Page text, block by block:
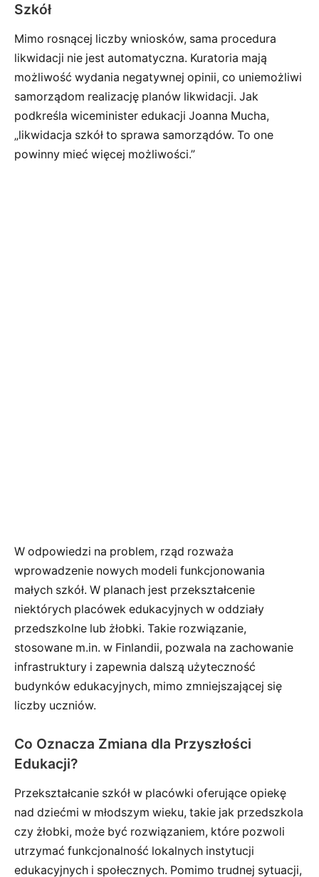
Szkół
Mimo rosnącej liczby wniosków, sama procedura
likwidacji nie jest automatyczna. Kuratoria mają
możliwość wydania negatywnej opinii, co uniemożliwi
samorządom realizację planów likwidacji. Jak
podkreśla wiceminister edukacji Joanna Mucha,
„likwidacja szkół to sprawa samorządów. To one
powinny mieć więcej możliwości.”
W odpowiedzi na problem, rząd rozważa
wprowadzenie nowych modeli funkcjonowania
małych szkół. W planach jest przekształcenie
niektórych placówek edukacyjnych w oddziały
przedszkolne lub żłobki. Takie rozwiązanie,
stosowane m.in. w Finlandii, pozwala na zachowanie
infrastruktury i zapewnia dalszą użyteczność
budynków edukacyjnych, mimo zmniejszającej się
liczby uczniów.
Co Oznacza Zmiana dla Przyszłości
Edukacji?
Przekształcanie szkół w placówki oferujące opiekę
nad dziećmi w młodszym wieku, takie jak przedszkola
czy żłobki, może być rozwiązaniem, które pozwoli
utrzymać funkcjonalność lokalnych instytucji
edukacyjnych i społecznych. Pomimo trudnej sytuacji,